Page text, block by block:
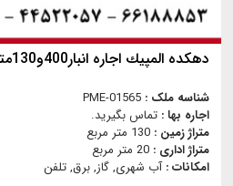
دهكده المپيك اجاره انبار400و130متري
شناسه ملک : PME-01565
اجاره بها : تماس بگیرید.
متراژ زمین : 130 متر مربع
متراژ اداری : 20 متر مربع
امکانات :آب شهری, گاز, برق, تلفن